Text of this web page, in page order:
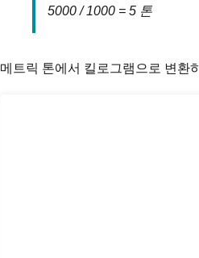
5000 / 1000 = 5 톤
메트릭 톤에서 킬로그램으로 변환